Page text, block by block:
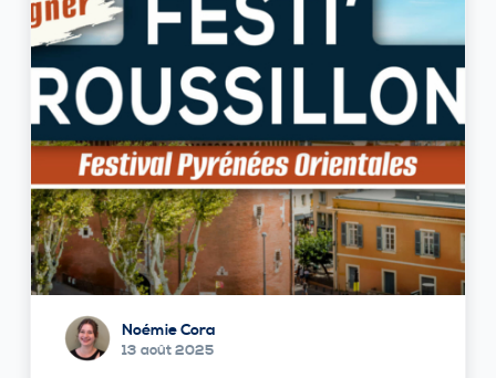
Noémie Cora
13 août 2025